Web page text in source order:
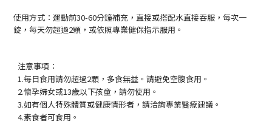
使用方式：運動前30-60分鐘補充，直接或搭配水直接吞服，每次一
錠，每天勿超過2顆，或依照專業健保指示服用。
注意事項：
1.每日食用請勿超過2顆，多食無益。請避免空腹食用。
2.懷孕婦女或13歲以下孩童，請勿使用。
3.如有個人特殊體質或健康情形者，請洽詢專業醫療建議。
4.素食者可食用。